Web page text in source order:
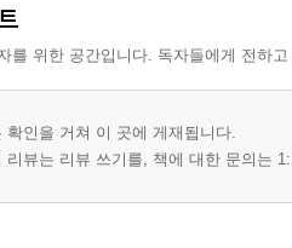
를 위한 공간입니다. 독자들에게 전하
확인을 거쳐 이 곳에 게재됩니다.
리뷰는 리뷰 쓰기를, 책에 대한 문의는